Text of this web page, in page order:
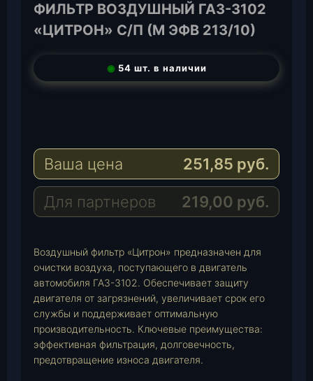
ФИЛЬТР ВОЗДУШНЫЙ ГАЗ-3102
«ЦИТРОН» С/П (М ЭФВ 213/10)
◉ 54 шт. в наличии
e
r
a
m
a
s
A
p
a
i
l
Ваша цена 251,85 руб.
Для партнеров 219,00 руб.
Воздушный фильтр «Цитрон» предназначен для
очистки воздуха, поступающего в двигатель
автомобиля ГАЗ-3102. Обеспечивает защиту
двигателя от загрязнений, увеличивает срок его
службы и поддерживает оптимальную
производительность. Ключевые преимущества:
эффективная фильтрация, долговечность,
предотвращение износа двигателя.